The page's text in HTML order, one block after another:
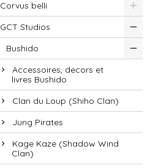
Corvus belli
GCT Studios
Bushido
Accessoires, decors et
livres Bushido
Clan du Loup (Shiho Clan)
Jung Pirates
Kage Kaze (Shadow Wind
Clan)